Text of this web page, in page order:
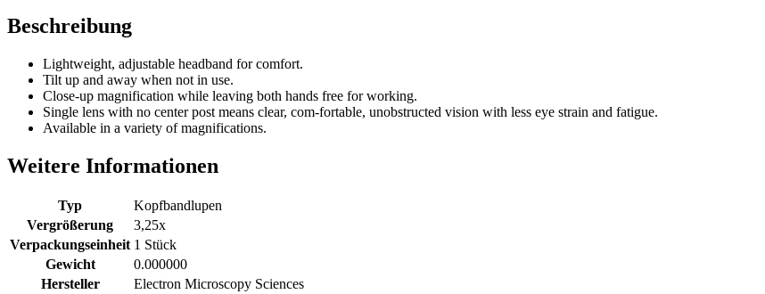
Beschreibung
Lightweight, adjustable headband for comfort.
Tilt up and away when not in use.
Close-up magnification while leaving both hands free for working.
Single lens with no center post means clear, com-fortable, unobstructed vision with less eye strain and fatigue.
Available in a variety of magnifications.
Weitere Informationen
Typ
Kopfbandlupen
Vergrößerung
3,25x
Verpackungseinheit 1 Stück
Gewicht
0.000000
Hersteller
Electron Microscopy Sciences